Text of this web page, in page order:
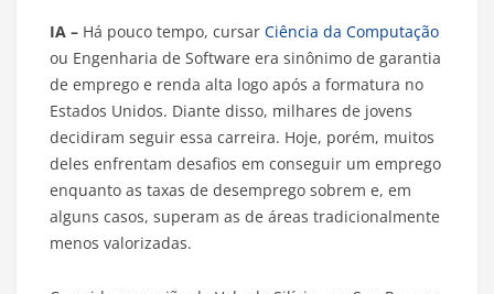
IA – Há pouco tempo, cursar Ciência da Computação
ou Engenharia de Software era sinônimo de garantia
de emprego e renda alta logo após a formatura no
Estados Unidos. Diante disso, milhares de jovens
decidiram seguir essa carreira. Hoje, porém, muitos
deles enfrentam desafios em conseguir um emprego
enquanto as taxas de desemprego sobrem e, em
alguns casos, superam as de áreas tradicionalmente
menos valorizadas.